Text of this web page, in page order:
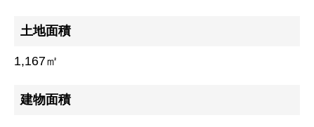
土地面積
1,167㎡
建物面積